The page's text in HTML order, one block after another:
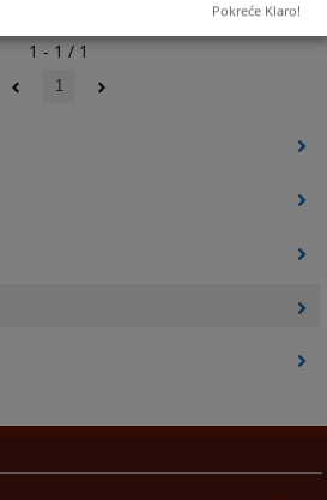
1 - 1 / 1
1
Pokreće Klaro!